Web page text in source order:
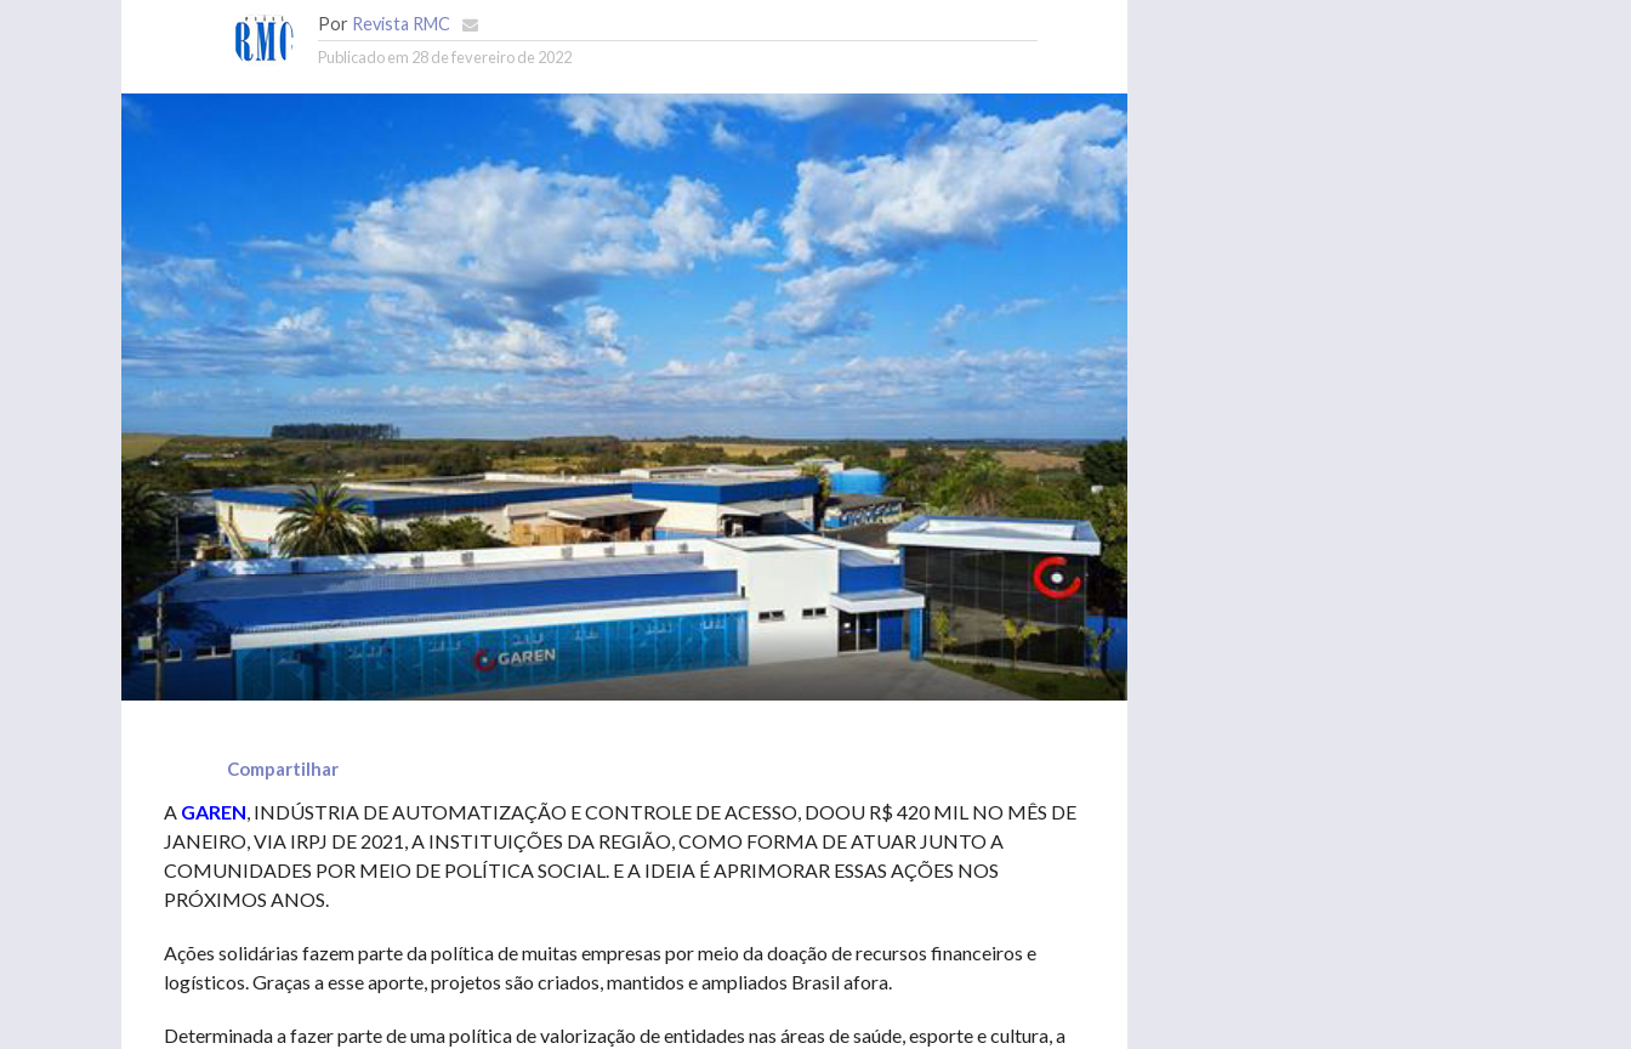
Por Revista RMC
Publicado em 28 de fevereiro de 2022
Compartilhar
A GAREN, INDÚSTRIA DE AUTOMATIZAÇÃO E CONTROLE DE ACESSO, DOOU R$ 420 MIL NO MÊS DE
JANEIRO, VIA IRPJ DE 2021, A INSTITUIÇÕES DA REGIÃO, COMO FORMA DE ATUAR JUNTO A
COMUNIDADES POR MEIO DE POLÍTICA SOCIAL. E A IDEIA É APRIMORAR ESSAS AÇÕES NOS
PRÓXIMOS ANOS.
Ações solidárias fazem parte da política de muitas empresas por meio da doação de recursos financeiros e
logísticos. Graças a esse aporte, projetos são criados, mantidos e ampliados Brasil afora.
Determinada a fazer parte de uma política de valorização de entidades nas áreas de saúde, esporte e cultura, a